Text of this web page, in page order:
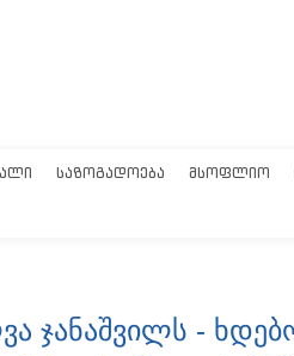
ᲡᲐᲖᲝᲒᲐᲓᲝᲔᲑᲐ ᲛᲡᲝᲤᲚᲘᲝ
ჯანაშვილს -